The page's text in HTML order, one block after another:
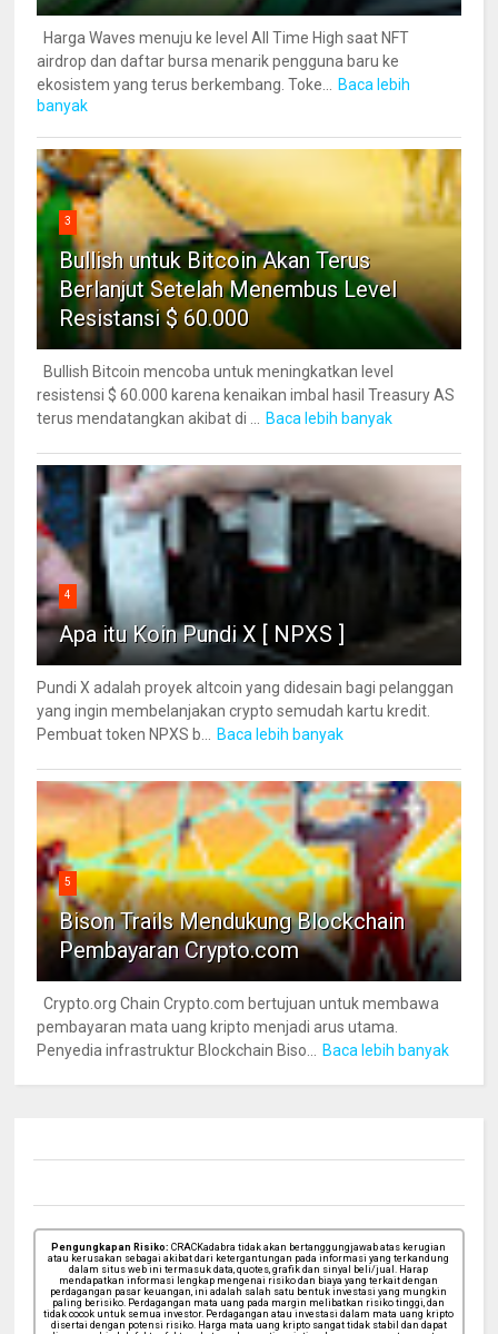
Harga Waves menuju ke level All Time High saat NFT
airdrop dan daftar bursa menarik pengguna baru ke
ekosistem yang terus berkembang. Toke...
Baca lebih
banyak
3
Bullish untuk Bitcoin Akan Terus
Berlanjut Setelah Menembus Level
Resistansi $ 60.000
Bullish Bitcoin mencoba untuk meningkatkan level
resistensi $ 60.000 karena kenaikan imbal hasil Treasury AS
terus mendatangkan akibat di ...
Baca lebih banyak
4
Apa itu Koin Pundi X [ NPXS ]
Pundi X adalah proyek altcoin yang didesain bagi pelanggan
yang ingin membelanjakan crypto semudah kartu kredit.
Pembuat token NPXS b...
Baca lebih banyak
5
Bison Trails Mendukung Blockchain
Pembayaran Crypto.com
Crypto.org Chain Crypto.com bertujuan untuk membawa
pembayaran mata uang kripto menjadi arus utama.
Penyedia infrastruktur Blockchain Biso...
Baca lebih banyak
Pengungkapan Risiko: CRACKadabra tidak akan bertanggungjawab atas kerugian
atau kerusakan sebagai akibat dari ketergantungan pada informasi yang terkandung
dalam situs web ini termasuk data, quotes, grafik dan sinyal beli/jual. Harap
mendapatkan informasi lengkap mengenai risiko dan biaya yang terkait dengan
perdagangan pasar keuangan, ini adalah salah satu bentuk investasi yang mungkin
paling berisiko. Perdagangan mata uang pada margin melibatkan risiko tinggi, dan
tidak cocok untuk semua investor. Perdagangan atau investasi dalam mata uang kripto
disertai dengan potensi risiko. Harga mata uang kripto sangat tidak stabil dan dapat